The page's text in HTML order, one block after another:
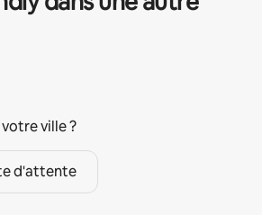
ville ?
d'attente